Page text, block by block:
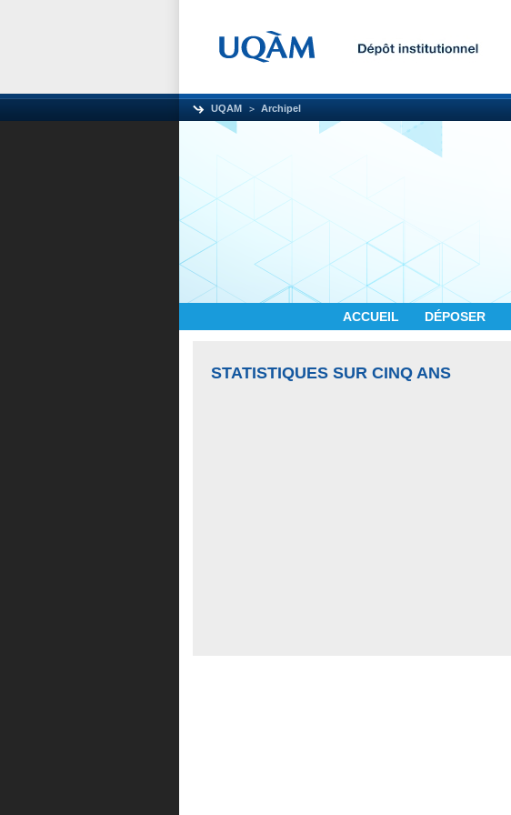
UQAM Archipel
ACCUEIL DÉPOSER
STATISTIQUES SUR CINQ ANS